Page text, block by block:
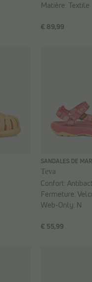
€ 89,99
Matière: Textile
SANDALES DE
Teva
€ 55,99
Confort:
Fermeture:
Web-Only: N